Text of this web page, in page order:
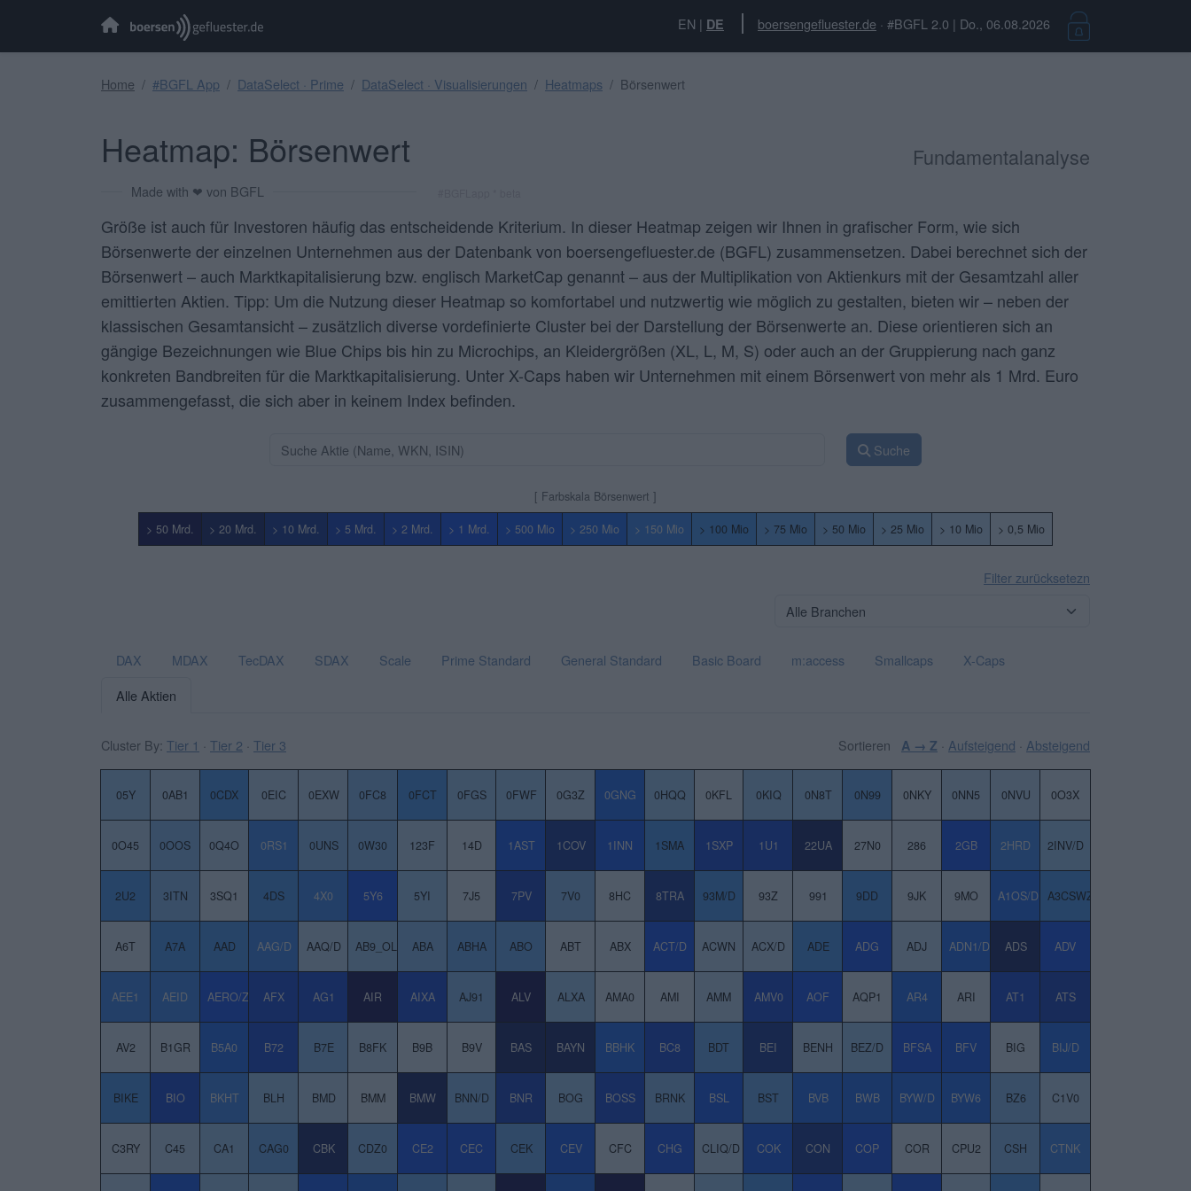
EN | DE boersengefluester.de · #BGFL 2.0 | Do., 06.08.2026
Home #BGFL App DataSelect · Prime DataSelect · Visualisierungen Heatmaps Börsenwert
Heatmap: Börsenwert Fundamentalanalyse
Made with ❤ von BGFL
Größe ist auch für Investoren häufig das entscheidende Kriterium. In dieser Heatmap zeigen wir Ihnen in grafischer Form, wie sich
Börsenwerte der einzelnen Unternehmen aus der Datenbank von boersengefluester.de (BGFL) zusammensetzen. Dabei berechnet sich der
Börsenwert – auch Marktkapitalisierung bzw. englisch MarketCap genannt – aus der Multiplikation von Aktienkurs mit der Gesamtzahl aller
emittierten Aktien. Tipp: Um die Nutzung dieser Heatmap so komfortabel und nutzwertig wie möglich zu gestalten, bieten wir – neben der
klassischen Gesamtansicht – zusätzlich diverse vordefinierte Cluster bei der Darstellung der Börsenwerte an. Diese orientieren sich an
gängige Bezeichnungen wie Blue Chips bis hin zu Microchips, an Kleidergrößen (XL, L, M, S) oder auch an der Gruppierung nach ganz
konkreten Bandbreiten für die Marktkapitalisierung. Unter X-Caps haben wir Unternehmen mit einem Börsenwert von mehr als 1 Mrd. Euro
zusammengefasst, die sich aber in keinem Index befinden.
Suche
[ Farbskala Börsenwert ]
> 50 Mrd. > 20 Mrd. > 10 Mrd. > 5 Mrd. > 2 Mrd. > 1 Mrd. > 500 Mio > 250 Mio > 150 Mio > 100 Mio > 75 Mio > 50 Mio > 25 Mio > 10 Mio > 0,5 Mio
Filter zurücksetezn
DAX MDAX TecDAX SDAX Scale Prime Standard General Standard Basic Board m:access Smallcaps
X-Caps
Alle Aktien
Cluster By: Tier 1 · Tier 2 · Tier 3 Sortieren A → Z · Aufsteigend · Absteigend
05Y 0AB1 0CDX 0EIC 0EXW 0FC8 0FCT 0FGS 0FWF 0G3Z 0GNG 0HQQ 0KFL 0KIQ 0N8T 0N99 0NKY 0NN5 0NVU 0O3X
0O45 0OOS 0Q4O 0RS1 0UNS 0W30 123F 14D 1AST 1COV 1INN 1SMA 1SXP 1U1 22UA 27N0 286 2GB 2HRD 2INV/D
2U2 3ITN 3SQ1 4DS 4X0 5Y6 5YI 7J5 7PV 7V0 8HC 8TRA 93M/D 93Z 991 9DD 9JK 9MO A1OS/D A3CSWZ
A6T A7A AAD AAG/D AAQ/D AB9_OLD ABA ABHA ABO ABT ABX ACT/D ACWN ACX/D ADE ADG ADJ ADN1/D ADS ADV
AEE1 AEID AERO/Z AFX AG1 AIR AIXA AJ91 ALV ALXA AMA0 AMI AMM AMV0 AOF AQP1 AR4 ARI AT1 ATS
AV2 B1GR B5A0 B72 B7E B8FK B9B B9V BAS BAYN BBHK BC8 BDT BEI BENH BEZ/D BFSA BFV BIG BIJ/D
BIKE BIO BKHT BLH BMD BMM BMW BNN/D BNR BOG BOSS BRNK BSL BST BVB BWB BYW/D BYW6 BZ6 C1V0
C3RY C45 CA1 CAG0 CBK CDZ0 CE2 CEC CEK CEV CFC CHG CLIQ/D COK CON COP COR CPU2 CSH CTNK